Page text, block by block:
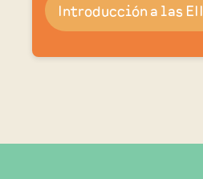
Introducción a las EII